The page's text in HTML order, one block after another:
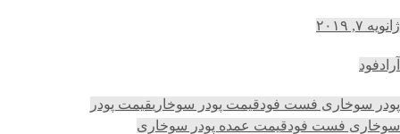
ژانویه ۷, ۲۰۱۹
آرادفود
پودر سوخاری فست فودقیمت پودر سوخاریقیمت پودر
سوخاری فست فودقیمت عمده پودر سوخاری